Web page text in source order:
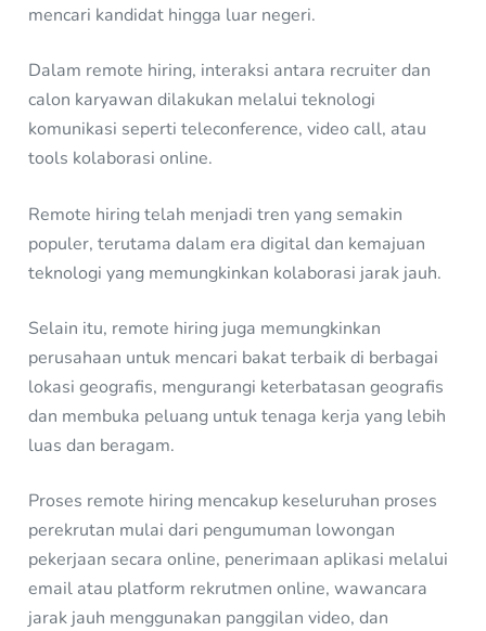
mencari kandidat hingga luar negeri.
Dalam remote hiring, interaksi antara recruiter dan
calon karyawan dilakukan melalui teknologi
komunikasi seperti teleconference, video call, atau
tools kolaborasi online.
Remote hiring telah menjadi tren yang semakin
populer, terutama dalam era digital dan kemajuan
teknologi yang memungkinkan kolaborasi jarak jauh.
Selain itu, remote hiring juga memungkinkan
perusahaan untuk mencari bakat terbaik di berbagai
lokasi geografis, mengurangi keterbatasan geografis
dan membuka peluang untuk tenaga kerja yang lebih
luas dan beragam.
Proses remote hiring mencakup keseluruhan proses
perekrutan mulai dari pengumuman lowongan
pekerjaan secara online, penerimaan aplikasi melalui
email atau platform rekrutmen online, wawancara
jarak jauh menggunakan panggilan video, dan